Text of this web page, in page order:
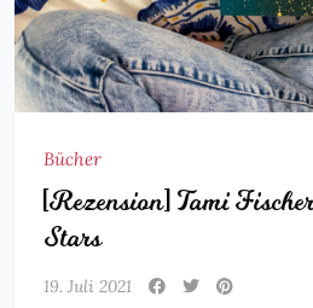
Bücher
[Rezension] Tami
Stars
19. Juli 2021